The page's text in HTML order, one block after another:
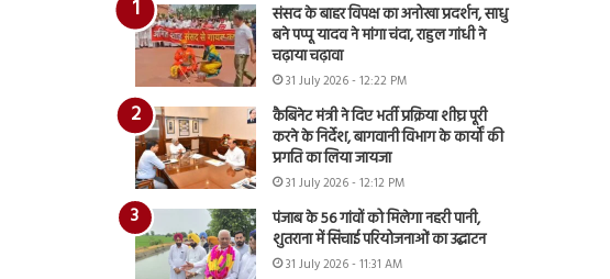
संसद के बाहर विपक्ष का अनोखा प्रदर्शन, साधु
बने पप्पू यादव ने मांगा चंदा, राहुल गांधी ने
चढ़ाया चढ़ावा
31 July 2026 - 12:22 PM
कैबिनेट मंत्री ने दिए भर्ती प्रक्रिया शीघ्र पूरी
करने के निर्देश, बागवानी विभाग के कार्यों की
प्रगति का लिया जायजा
31 July 2026 - 12:12 PM
पंजाब के 56 गांवों को मिलेगा नहरी पानी,
शुतराना में सिंचाई परियोजनाओं का उद्घाटन
31 July 2026 - 11:31 AM